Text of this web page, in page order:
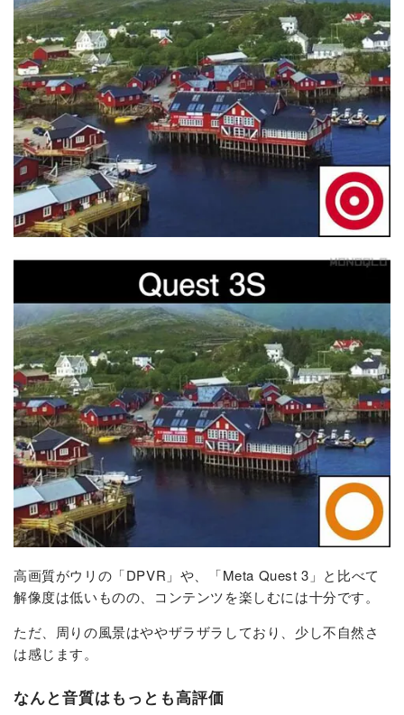
高画質がウリの「DPVR」や、「Meta Quest 3」と比べて
解像度は低いものの、コンテンツを楽しむには十分です。
ただ、周りの風景はややザラザラしており、少し不自然さ
は感じます。
なんと音質はもっとも高評価